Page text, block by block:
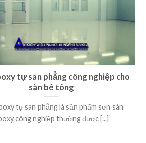
tự san phẳng công nghiệp cho
sàn bê tông
tự san phẳng là sản phẩm sơn sàn
công nghiệp thường được [...]